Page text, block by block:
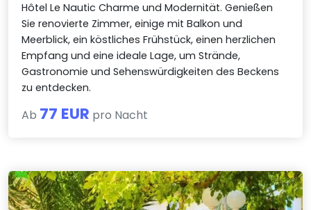
Hôtel Le Nautic Charme und Modernität. Genießen
Sie renovierte Zimmer, einige mit Balkon und
Meerblick, ein köstliches Frühstück, einen herzlichen
Empfang und eine ideale Lage, um Strände,
Gastronomie und Sehenswürdigkeiten des Beckens
zu entdecken.
Ab 77 EUR pro Nacht